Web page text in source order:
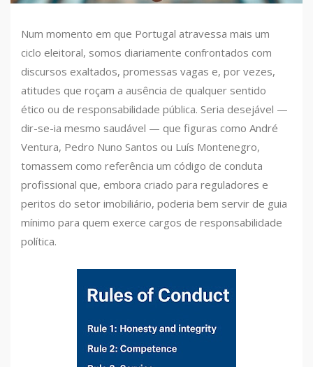
Num momento em que Portugal atravessa mais um
ciclo eleitoral, somos diariamente confrontados com
discursos exaltados, promessas vagas e, por vezes,
atitudes que roçam a ausência de qualquer sentido
ético ou de responsabilidade pública. Seria desejável —
dir-se-ia mesmo saudável — que figuras como André
Ventura, Pedro Nuno Santos ou Luís Montenegro,
tomassem como referência um código de conduta
profissional que, embora criado para reguladores e
peritos do setor imobiliário, poderia bem servir de guia
mínimo para quem exerce cargos de responsabilidade
política.